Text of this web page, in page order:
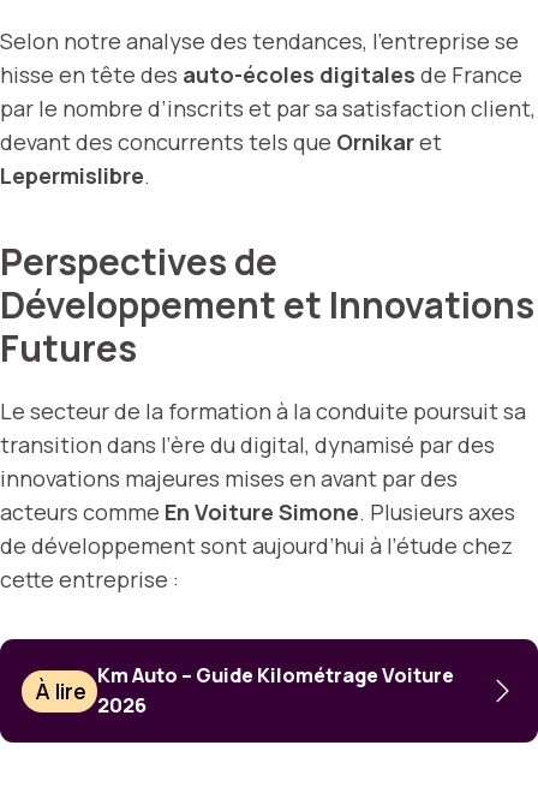
Selon notre analyse des tendances, l’entreprise se
hisse en tête des auto-écoles digitales de France
par le nombre d’inscrits et par sa satisfaction client,
devant des concurrents tels que Ornikaret
Lepermislibre.
Perspectives de
Développement et Innovations
Futures
Le secteur de la formation à la conduite poursuit sa
transition dans l’ère du digital, dynamisé par des
innovations majeures mises en avant par des
acteurs comme En Voiture Simone. Plusieurs axes
de développement sont aujourd’hui à l’étude chez
cette entreprise :
À lire
Km Auto – Guide Kilométrage Voiture
2026